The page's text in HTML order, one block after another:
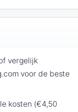
vergelijk
voor de beste
kosten (€4,50